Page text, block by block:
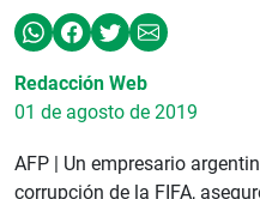
Redacción Web
01 de agosto de 2019
AFP | Un empresario
corrupción de la FIFA,